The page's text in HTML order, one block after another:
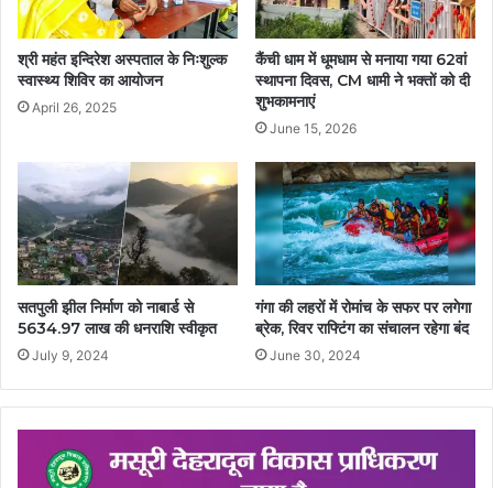
श्री महंत इन्दिरेश अस्पताल के निःशुल्क
स्वास्थ्य शिविर का आयोजन
April 26, 2025
कैंची धाम में धूमधाम से मनाया गया 62वां
स्थापना दिवस, CM धामी ने भक्तों को दी
शुभकामनाएं
June 15, 2026
सतपुली झील निर्माण को नाबार्ड से
5634.97 लाख की धनराशि स्वीकृत
July 9, 2024
गंगा की लहरों में रोमांच के सफर पर लगेगा
ब्रेक, रिवर राफ्टिंग का संचालन रहेगा बंद
June 30, 2024